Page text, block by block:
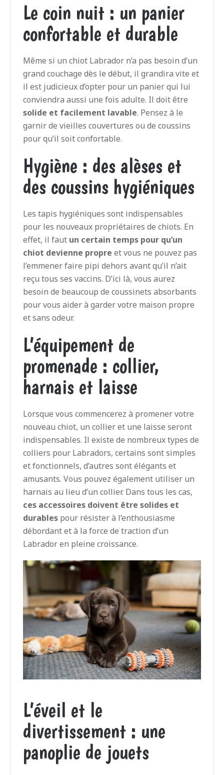
Le coin nuit : un panier
confortable et durable
Même si un chiot Labrador n’a pas besoin d’un
grand couchage dès le début, il grandira vite et
il est judicieux d’opter pour un panier qui lui
conviendra aussi une fois adulte. Il doit être
solide et facilement lavable. Pensez à le
garnir de vieilles couvertures ou de coussins
pour qu’il soit confortable.
Hygiène : des alèses et
des coussins hygiéniques
Les tapis hygiéniques sont indispensables
pour les nouveaux propriétaires de chiots. En
effet, il faut un certain temps pour qu’un
chiot devienne propre et vous ne pouvez pas
l’emmener faire pipi dehors avant qu’il n’ait
reçu tous ses vaccins. D’ici là, vous aurez
besoin de beaucoup de coussinets absorbants
pour vous aider à garder votre maison propre
et sans odeur.
L’équipement de
promenade : collier,
harnais et laisse
Lorsque vous commencerez à promener votre
nouveau chiot, un collier et une laisse seront
indispensables. Il existe de nombreux types de
colliers pour Labradors, certains sont simples
et fonctionnels, d’autres sont élégants et
amusants. Vous pouvez également utiliser un
harnais au lieu d’un collier. Dans tous les cas,
ces accessoires doivent être solides et
durables pour résister à l’enthousiasme
débordant et à la force de traction d’un
Labrador en pleine croissance.
L’éveil et le
divertissement : une
panoplie de jouets